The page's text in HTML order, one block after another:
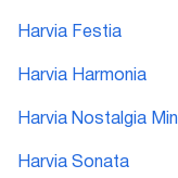
Harvia Festia
Harvia Harmonia
Harvia Nostalgia Mini
Harvia Sonata